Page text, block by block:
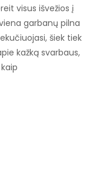
visus išvežios į
garbanų pilna
šiek tiek
kažką svarbaus,